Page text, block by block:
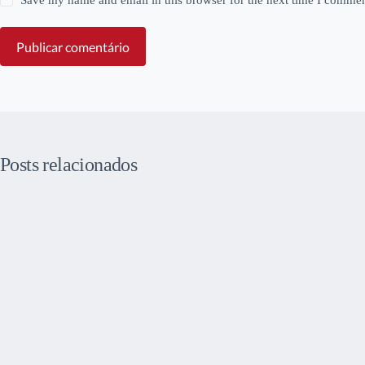
Publicar comentário
Posts relacionados